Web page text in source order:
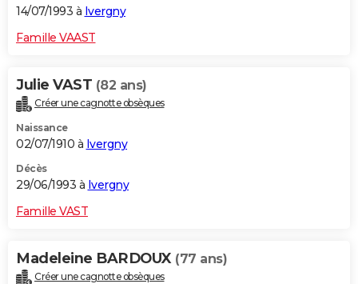
14/07/1993 à Ivergny
Famille VAAST
Julie VAST (82 ans)
Créer une cagnotte obsèques
Naissance
02/07/1910 à Ivergny
Décès
29/06/1993 à Ivergny
Famille VAST
Madeleine BARDOUX (77 ans)
Créer une cagnotte obsèques